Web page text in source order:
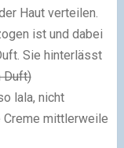
Haut verteilen.
ist und dabei
Sie hinterlässt
Duft)
lala, nicht
Creme mittlerweile